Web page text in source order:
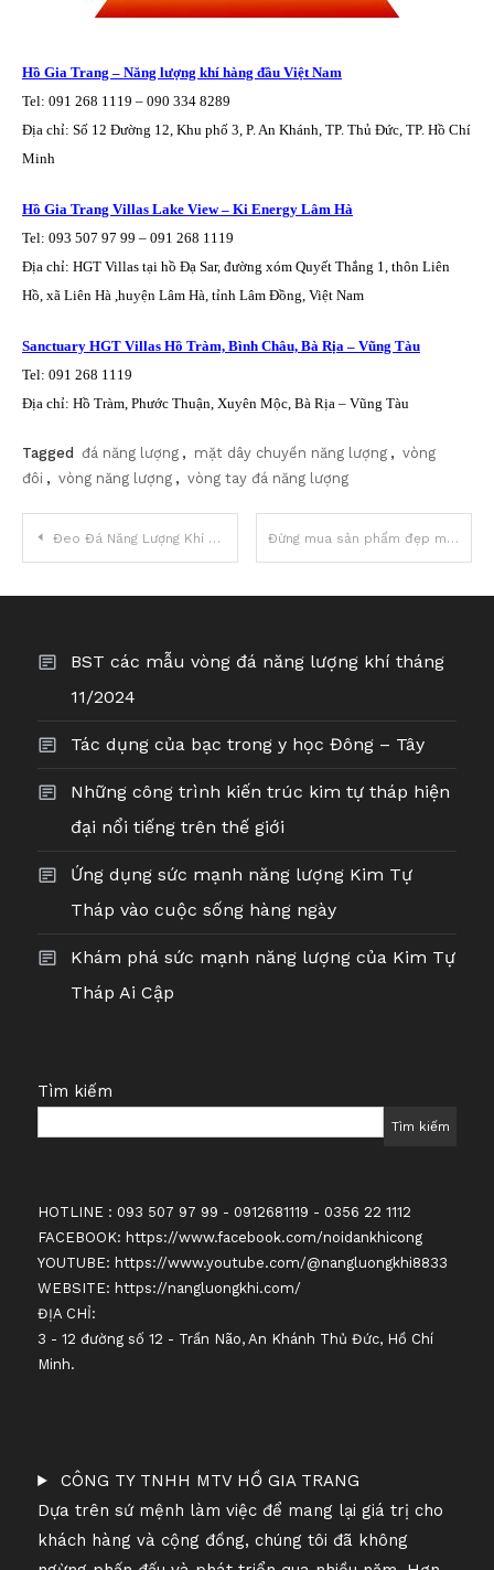
Hồ Gia Trang – Năng lượng khí hàng đầu Việt Nam
Tel: 091 268 1119 – 090 334 8289
Địa chỉ: Số 12 Đường 12, Khu phố 3, P. An Khánh, TP. Thủ Đức, TP. Hồ Chí
Minh
Hồ Gia Trang Villas Lake View – Ki Energy Lâm Hà
Tel: 093 507 97 99 – 091 268 1119
Địa chỉ: HGT Villas tại hồ Đạ Sar, đường xóm Quyết Thắng 1, thôn Liên
Hồ, xã Liên Hà ,huyện Lâm Hà, tỉnh Lâm Đồng, Việt Nam
Sanctuary HGT Villas Hồ Tràm, Bình Châu, Bà Rịa – Vũng Tàu
Tel: 091 268 1119
Địa chỉ: Hồ Tràm, Phước Thuận, Xuyên Mộc, Bà Rịa – Vũng Tàu
Tagged đá năng lượng , mặt dây chuyền năng lượng , vòng
đôi , vòng năng lượng , vòng tay đá năng lượng
Điều
hướng
viết
Đeo Đá Năng Lượng Khí – Chiêu tài dẫn lộc bổ sung năng lượng Đừng mua sản phẩm đẹp mà hãy cảm nhận để thấy được giá trị thật của chúng
BST các mẫu vòng đá năng lượng khí tháng
11/2024
Tác dụng của bạc trong y học Đông – Tây
Những công trình kiến trúc kim tự tháp hiện
đại nổi tiếng trên thế giới
Ứng dụng sức mạnh năng lượng Kim Tự
Tháp vào cuộc sống hàng ngày
Khám phá sức mạnh năng lượng của Kim Tự
Tháp Ai Cập
Tìm kiếm
Tìm kiếm
HOTLINE : 093 507 97 99 - 0912681119 - 0356 22 1112
FACEBOOK: https://www.facebook.com/noidankhicong
YOUTUBE: https://www.youtube.com/@nangluongkhi8833
WEBSITE: https://nangluongkhi.com/
ĐỊA CHỈ:
3 - 12 đường số 12 - Trần Não, An Khánh Thủ Đức, Hồ Chí
Minh.
CÔNG TY TNHH MTV HỒ GIA TRANG
Dựa trên sứ mệnh làm việc để mang lại giá trị cho
khách hàng và cộng đồng, chúng tôi đã không